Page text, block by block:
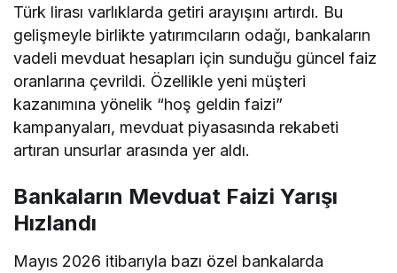
Türk lirası varlıklarda getiri arayışını artırdı. Bu
gelişmeyle birlikte yatırımcıların odağı, bankaların
vadeli mevduat hesapları için sunduğu güncel faiz
oranlarına çevrildi. Özellikle yeni müşteri
kazanımına yönelik “hoş geldin faizi”
kampanyaları, mevduat piyasasında rekabeti
artıran unsurlar arasında yer aldı.
Bankaların Mevduat Faizi Yarışı
Hızlandı
Mayıs 2026 itibarıyla bazı özel bankalarda